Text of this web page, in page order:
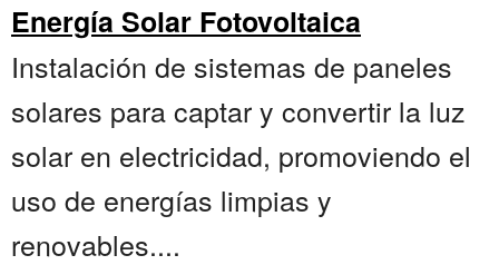
Energía Solar Fotovoltaica
Instalación de sistemas de paneles
solares para captar y convertir la luz
solar en electricidad, promoviendo el
uso de energías limpias y
renovables....